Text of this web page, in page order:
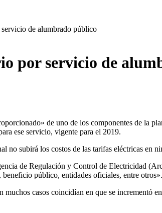
de alumbrado público
por servicio de
de uno de los componentes de la
ese servicio, vigente para el 2019.
subirá los costos de las tarifas eléctricas en
de Regulación y Control de Electricidad
público, entidades oficiales, entre otros».
casos coincidían en que se incrementó